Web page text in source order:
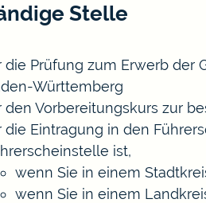
Stelle
die Prüfung zum Erwerb der
Württemberg
den Vorbereitungskurs zur
die Eintragung in den
ist,
wenn Sie in einem
wenn Sie in einem